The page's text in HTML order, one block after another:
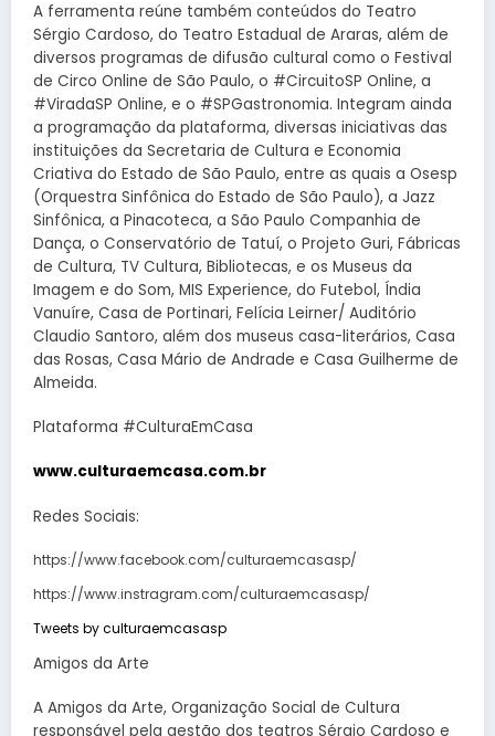
A ferramenta reúne também conteúdos do Teatro
Sérgio Cardoso, do Teatro Estadual de Araras, além de
diversos programas de difusão cultural como o Festival
de Circo Online de São Paulo, o #CircuitoSP Online, a
#ViradaSP Online, e o #SPGastronomia. Integram ainda
a programação da plataforma, diversas iniciativas das
instituições da Secretaria de Cultura e Economia
Criativa do Estado de São Paulo, entre as quais a Osesp
(Orquestra Sinfônica do Estado de São Paulo), a Jazz
Sinfônica, a Pinacoteca, a São Paulo Companhia de
Dança, o Conservatório de Tatuí, o Projeto Guri, Fábricas
de Cultura, TV Cultura, Bibliotecas, e os Museus da
Imagem e do Som, MIS Experience, do Futebol, Índia
Vanuíre, Casa de Portinari, Felícia Leirner/ Auditório
Claudio Santoro, além dos museus casa-literários, Casa
das Rosas, Casa Mário de Andrade e Casa Guilherme de
Almeida.
Plataforma #CulturaEmCasa
www.culturaemcasa.com.br
Redes Sociais:
https://www.facebook.com/culturaemcasasp/
https://www.instragram.com/culturaemcasasp/
Tweets by culturaemcasasp
Amigos da Arte
A Amigos da Arte, Organização Social de Cultura
responsável pela gestão dos teatros Sérgio Cardoso e